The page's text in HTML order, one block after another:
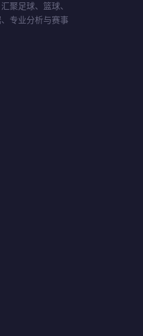
聚足球、篮球、
专业分析与赛事